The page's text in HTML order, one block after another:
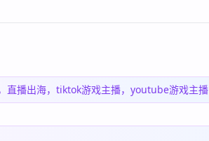
直播出海，tiktok游戏主播，youtube游戏主播